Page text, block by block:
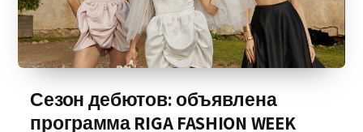
Сезон дебютов: объявлена
программа RIGA FASHION WEEK